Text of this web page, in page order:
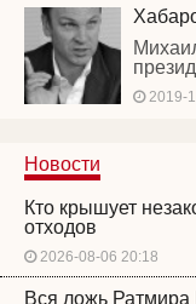
2019-
Новости
Кто крышует
отходов
2026-08-06 20:18
Вся ложь